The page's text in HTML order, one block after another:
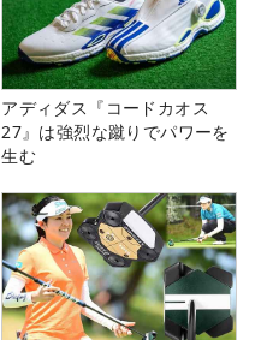
アディダス『コードカオス
27』は強烈な蹴りでパワーを
生む